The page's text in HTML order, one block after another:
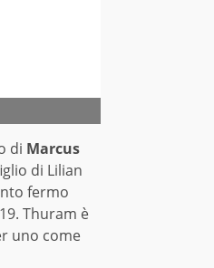
di Marcus
di Lilian
fermo
Thuram è
uno come